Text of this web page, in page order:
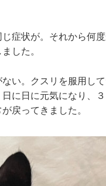
症状が。それから何
した。
い。クスリを服用し
に日に元気になり、
戻ってきました。